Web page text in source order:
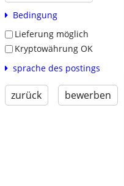
Bedingung
Lieferung möglich
Kryptowährung OK
sprache des postings
zurück bewerben